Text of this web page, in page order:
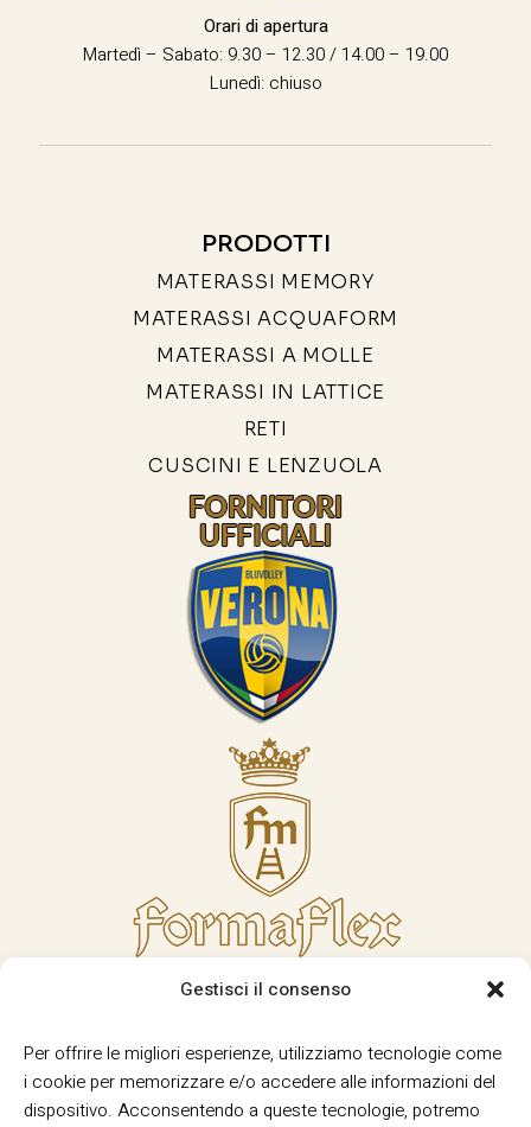
Gestisci il consenso
Per offrire le migliori esperienze, utilizziamo tecnologie come
i cookie per memorizzare e/o accedere alle informazioni del
dispositivo. Acconsentendo a queste tecnologie, potremo
Orari di apertura
Martedì – Sabato: 9.30 – 12.30 / 14.00 – 19.00
Lunedì: chiuso
PRODOTTI
MATERASSI MEMORY
MATERASSI ACQUAFORM
MATERASSI A MOLLE
MATERASSI IN LATTICE
RETI
CUSCINI E LENZUOLA